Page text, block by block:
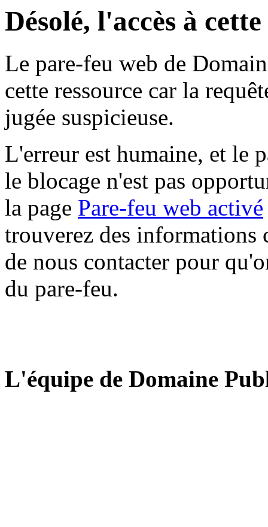
Désolé, l'accès à
Le pare-feu web de
cette ressource car la
jugée suspicieuse.
L'erreur est humaine, et le
le blocage n'est pas
la page Pare-feu web activé
trouverez des informations
de nous contacter pour
du pare-feu.
L'équipe de Domaine